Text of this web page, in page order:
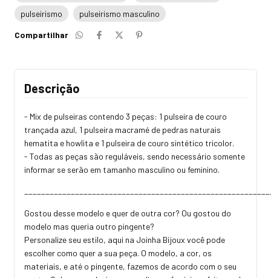
pulseirismo
pulseirismo masculino
Compartilhar
Descrição
- Mix de pulseiras contendo 3 peças: 1 pulseira de couro
trançada azul, 1 pulseira macramé de pedras naturais
hematita e howlita e 1 pulseira de couro sintético tricolor.
- Todas as peças são reguláveis, sendo necessário somente
informar se serão em tamanho masculino ou feminino.
Gostou desse modelo e quer de outra cor? Ou gostou do
modelo mas queria outro pingente?
Personalize seu estilo, aqui na Joinha Bijoux você pode
escolher como quer a sua peça. O modelo, a cor, os
materiais, e até o pingente, fazemos de acordo com o seu